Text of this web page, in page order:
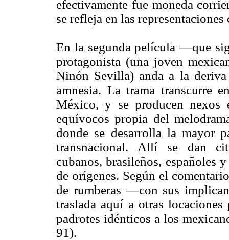
efectivamente fue moneda
se refleja en las
En la segunda película —que
protagonista (una joven
Ninón Sevilla) anda a la
amnesia. La trama transcurre
México, y se producen nexos
equívocos propia del
donde se desarrolla la mayor
transnacional. Allí se dan
cubanos, brasileños, españoles
de orígenes. Según el
de rumberas —con sus
traslada aquí a otras
padrotes idénticos a los
91).